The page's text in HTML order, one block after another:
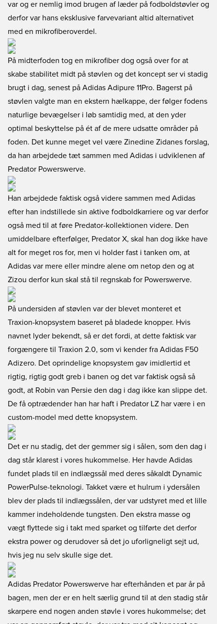
var og er nemlig imod brugen af læder på fodboldstøvler og
derfor var hans eksklusive farvevariant altid alternativet
med en mikrofiberoverdel.
På midterfoden tog en mikrofiber dog også over for at
skabe stabilitet midt på støvlen og det koncept ser vi stadig
brugt i dag, senest på Adidas Adipure 11Pro. Bagerst på
støvlen valgte man en ekstern hælkappe, der følger fodens
naturlige bevægelser i løb samtidig med, at den yder
optimal beskyttelse på ét af de mere udsatte områder på
foden. Det kunne meget vel være Zinedine Zidanes forslag,
da han arbejdede tæt sammen med Adidas i udviklenen af
Predator Powerswerve.
Han arbejdede faktisk også videre sammen med Adidas
efter han indstillede sin aktive fodboldkarriere og var derfor
også med til at føre Predator-kollektionen videre. Den
umiddelbare efterfølger, Predator X, skal han dog ikke have
alt for meget ros for, men vi holder fast i tanken om, at
Adidas var mere eller mindre alene om netop den og at
Zizou derfor kun skal stå til regnskab for Powerswerve.
På undersiden af støvlen var der blevet monteret et
Traxion-knopsystem baseret på bladede knopper. Hvis
navnet lyder bekendt, så er det fordi, at dette faktisk var
forgængere til Traxion 2.0, som vi kender fra Adidas F50
Adizero. Det oprindelige knopsystem gav imidlertid et
rigtig, rigtig godt greb i banen og det var faktisk også så
godt, at Robin van Persie den dag i dag ikke kan slippe det.
De få optrædender han har haft i Predator LZ har være i en
custom-model med dette knopsystem.
Det er nu stadig, det der gemmer sig i sålen, som den dag i
dag står klarest i vores hukommelse. Her havde Adidas
fundet plads til en indlægssål med deres såkaldt Dynamic
PowerPulse-teknologi. Takket være et hulrum i ydersålen
blev der plads til indlægssålen, der var udstyret med et lille
kammer indeholdende tungsten. Den ekstra masse og
vægt flyttede sig i takt med sparket og tilførte det derfor
ekstra power og derudover så det jo uforligneligt sejt ud,
hvis jeg nu selv skulle sige det.
Adidas Predator Powerswerve har efterhånden et par år på
bagen, men der er en helt særlig grund til at den stadig står
skarpere end nogen anden støvle i vores hukommelse; det